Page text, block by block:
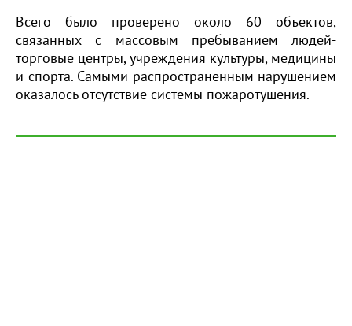
Всего было проверено около 60 объектов,
связанных с массовым пребыванием людей-
торговые центры, учреждения культуры, медицины
и спорта. Самыми распространенным нарушением
оказалось отсутствие системы пожаротушения.